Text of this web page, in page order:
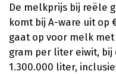
De melkprijs bij reële
komt bij A-ware uit op
gaat op voor melk
gram per liter eiwit,
1.300.000 liter,